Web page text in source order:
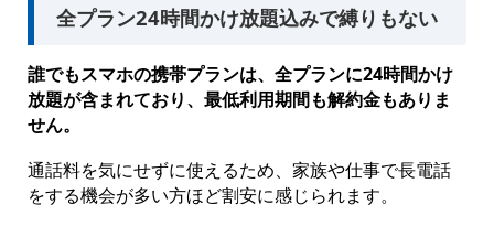
全プラン24時間かけ放題込みで縛りもない
誰でもスマホの携帯プランは、全プランに24時間かけ
放題が含まれており、最低利用期間も解約金もありま
せん。
通話料を気にせずに使えるため、家族や仕事で長電話
をする機会が多い方ほど割安に感じられます。